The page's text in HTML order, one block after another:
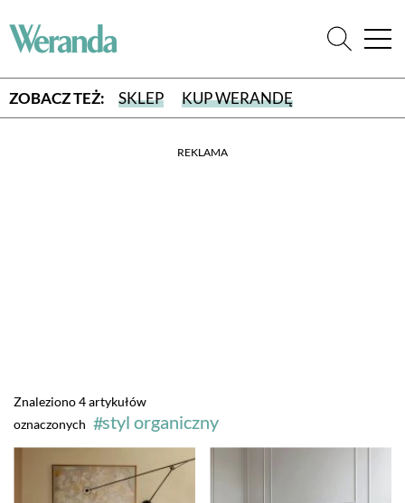
ZOBACZ TEŻ: SKLEP KUP WERANDĘ
REKLAMA
Znaleziono 4 artykułów
oznaczonych
styl organiczny